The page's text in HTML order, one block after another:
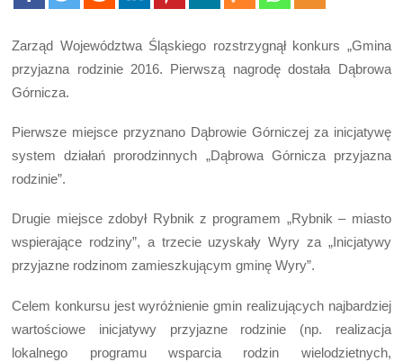
Zarząd Województwa Śląskiego rozstrzygnął konkurs „Gmina
przyjazna rodzinie 2016. Pierwszą nagrodę dostała Dąbrowa
Górnicza.
Pierwsze miejsce przyznano Dąbrowie Górniczej za inicjatywę
system działań prorodzinnych „Dąbrowa Górnicza przyjazna
rodzinie”.
Drugie miejsce zdobył Rybnik z programem „Rybnik – miasto
wspierające rodziny”, a trzecie uzyskały Wyry za „Inicjatywy
przyjazne rodzinom zamieszkującym gminę Wyry”.
Celem konkursu jest wyróżnienie gmin realizujących najbardziej
wartościowe inicjatywy przyjazne rodzinie (np. realizacja
lokalnego programu wsparcia rodzin wielodzietnych,